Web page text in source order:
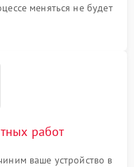
меняться не будет
работ
ваше устройство в